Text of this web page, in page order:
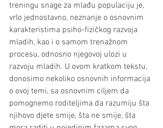
treningu snage za mlađu populaciju je,
vrlo jednostavno, neznanje o osnovnim
karakteristima psiho-fizičkog razvoja
mladih, kao i o samom trenažnom
procesu, odnosno njegovoj ulozi u
razvoju mladih. U ovom kratkom tekstu,
donosimo nekoliko osnovnih informacija
o ovoj temi, sa osnovnim ciljem da
pomognemo roditeljima da razumiju šta
njihovo djete smije, šta ne smije, šta